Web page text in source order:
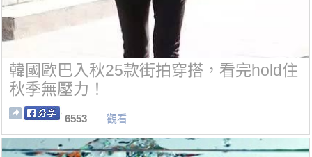
韓國歐巴入秋25款街拍穿搭，看完hold住
秋季無壓力！
6553 觀看